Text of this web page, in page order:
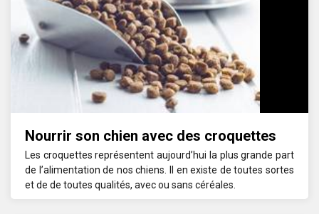
Nourrir son chien avec des croquettes
Les croquettes représentent aujourd’hui la plus grande part
de l’alimentation de nos chiens. Il en existe de toutes sortes
et de de toutes qualités, avec ou sans céréales.